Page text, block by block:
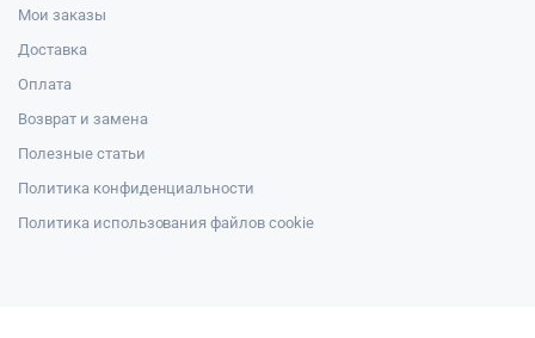
Мои заказы
Доставка
Оплата
Возврат и замена
Полезные статьи
Политика конфиденциальности
Политика использования файлов cookie